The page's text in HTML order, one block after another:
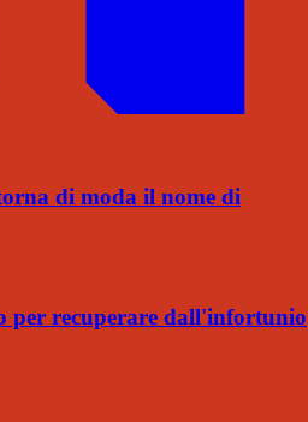
di moda il nome di
per recuperare dall'infortunio